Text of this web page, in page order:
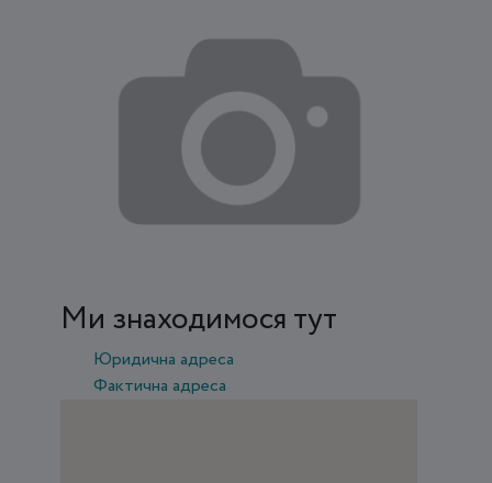
Ми знаходимося тут
Юридична адреса
Фактична адреса